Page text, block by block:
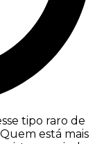
tipo raro de
está mais